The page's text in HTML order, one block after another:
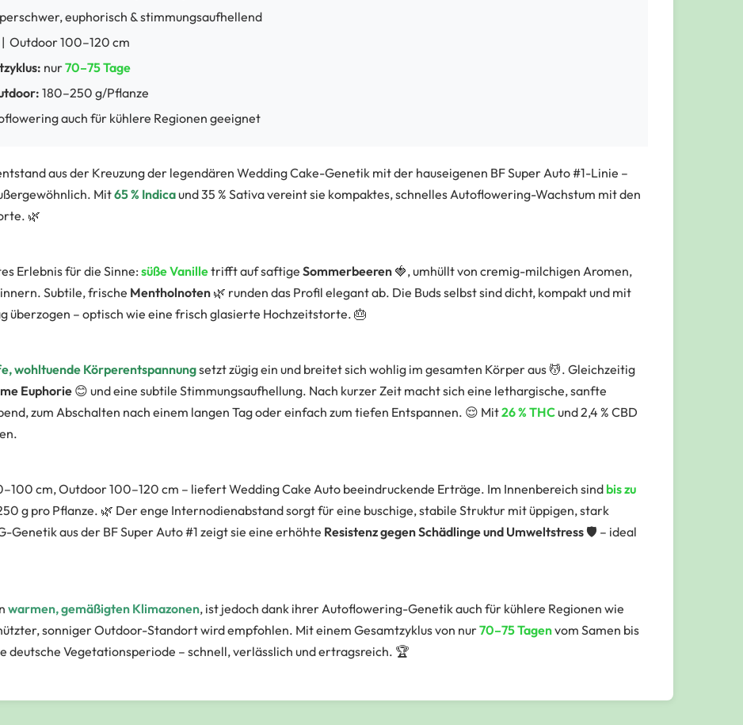
euphorisch & stimmungsaufhellend
Outdoor 100–120 cm
nur70–75 Tage
180–250 g/Pflanze
auch für kühlere Regionen geeignet
aus der Kreuzung der legendären Wedding Cake-Genetik mit der hauseigenen BF Super Auto #1-Linie –
Mit65 % Indicaund 35 % Sativa vereint sie kompaktes, schnelles Autoflowering-Wachstum mit den
🌿
Erlebnis für die Sinne: süße Vanilletrifft auf saftige Sommerbeeren 🍓, umhüllt von cremig-milchigen Aromen,
Subtile, frische Mentholnoten 🌿 runden das Profil elegant ab. Die Buds selbst sind dicht, kompakt und mit
überzogen – optisch wie eine frisch glasierte Hochzeitstorte. 🎂
wohltuende Körperentspannungsetzt zügig ein und breitet sich wohlig im gesamten Körper aus 💆. Gleichzeitig
Euphorie 😊 und eine subtile Stimmungsaufhellung. Nach kurzer Zeit macht sich eine lethargische, sanfte
zum Abschalten nach einem langen Tag oder einfach zum tiefen Entspannen. 😌 Mit26 % THCund 2,4 % CBD
cm, Outdoor 100–120 cm – liefert Wedding Cake Auto beeindruckende Erträge. Im Innenbereich sind bis zu
g pro Pflanze. 🌿 Der enge Internodienabstand sorgt für eine buschige, stabile Struktur mit üppigen, stark
-Genetik aus der BF Super Auto #1 zeigt sie eine erhöhte Resistenz gegen Schädlinge und Umweltstress 🛡️ – ideal
warmen, gemäßigten Klimazonen, ist jedoch dank ihrer Autoflowering-Genetik auch für kühlere Regionen wie
sonniger Outdoor-Standort wird empfohlen. Mit einem Gesamtzyklus von nur70–75 Tagenvom Samen bis
deutsche Vegetationsperiode – schnell, verlässlich und ertragsreich. 🏆